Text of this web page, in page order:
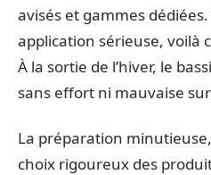
avisés et gammes
application sérieuse, voilà
À la sortie de l’hiver, le
sans effort ni mauvaise
La préparation
choix rigoureux des